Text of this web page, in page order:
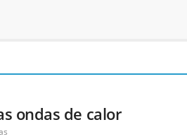
ondas de calor